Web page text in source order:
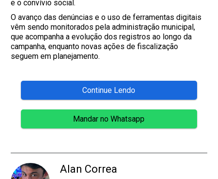
e o convívio social.
O avanço das denúncias e o uso de ferramentas digitais
vêm sendo monitorados pela administração municipal,
que acompanha a evolução dos registros ao longo da
campanha, enquanto novas ações de fiscalização
seguem em planejamento.
Continue Lendo
Mandar no Whatsapp
Alan Correa